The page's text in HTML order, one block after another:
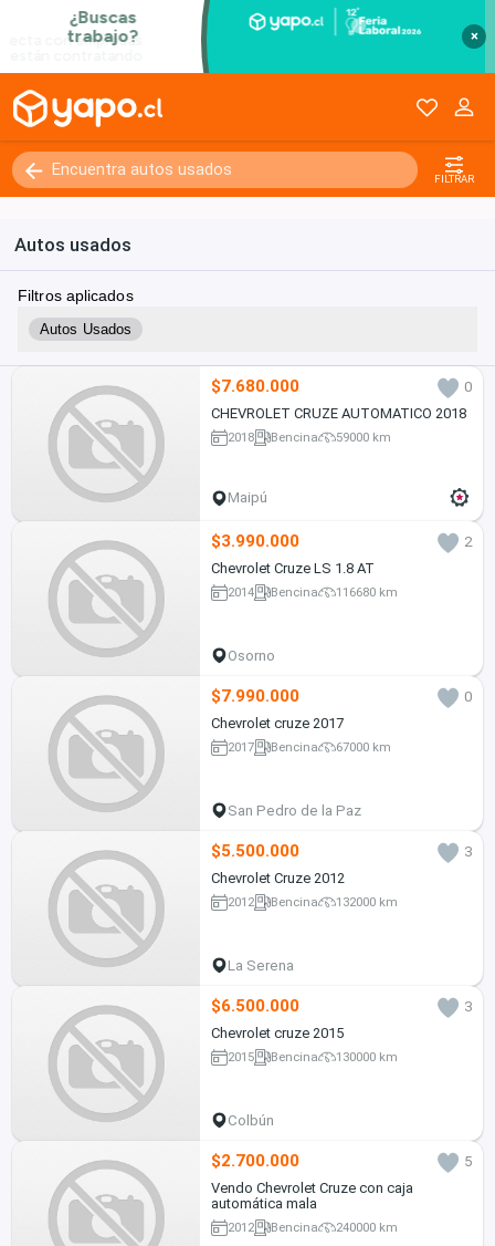
×
FILTRAR
Autos usados
Filtros aplicados
Autos Usados
$7.680.000
0
CHEVROLET CRUZE AUTOMATICO 2018
2018 Bencina 59000 km
Maipú
$3.990.000
2
Chevrolet Cruze LS 1.8 AT
2014 Bencina 116680 km
Osorno
$7.990.000
0
Chevrolet cruze 2017
2017 Bencina 67000 km
San Pedro de la Paz
$5.500.000
3
Chevrolet Cruze 2012
2012 Bencina 132000 km
La Serena
$6.500.000
3
Chevrolet cruze 2015
2015 Bencina 130000 km
Colbún
$2.700.000
5
Vendo Chevrolet Cruze con caja
automática mala
2012 Bencina 240000 km